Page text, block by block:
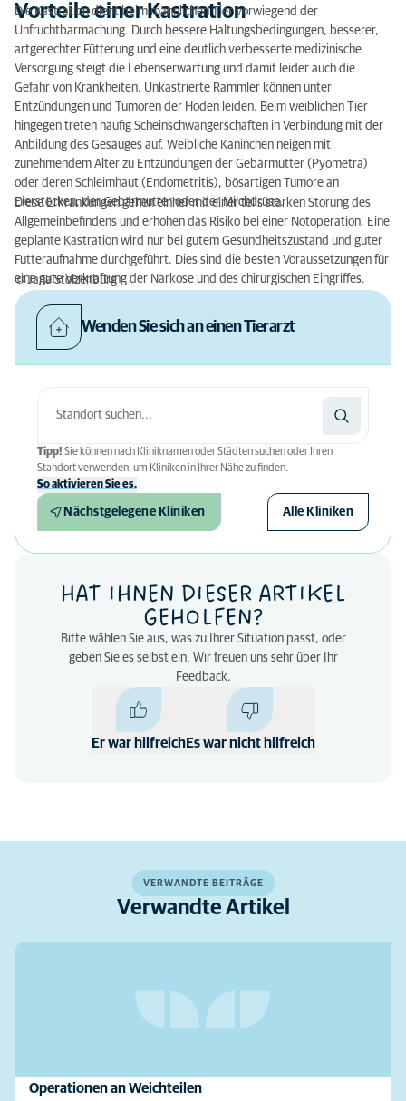
Vorteile einer Kastration
Die Kastration dient beim männlichen Tier vorwiegend der
Unfruchtbarmachung. Durch bessere Haltungsbedingungen, besserer,
artgerechter Fütterung und eine deutlich verbesserte medizinische
Versorgung steigt die Lebenserwartung und damit leider auch die
Gefahr von Krankheiten. Unkastrierte Rammler können unter
Entzündungen und Tumoren der Hoden leiden. Beim weiblichen Tier
hingegen treten häufig Scheinschwangerschaften in Verbindung mit der
Anbildung des Gesäuges auf. Weibliche Kaninchen neigen mit
zunehmendem Alter zu Entzündungen der Gebärmutter (Pyometra)
oder deren Schleimhaut (Endometritis), bösartigen Tumore an
Eierstöcken, der Gebärmutter oder der Milchdrüse.
Diese Erkrankungen gehen einher mit einer teils starken Störung des
Allgemeinbefindens und erhöhen das Risiko bei einer Notoperation. Eine
geplante Kastration wird nur bei gutem Gesundheitszustand und guter
Futteraufnahme durchgeführt. Dies sind die besten Voraussetzungen für
eine gute Verkraftung der Narkose und des chirurgischen Eingriffes.
© Jana Stolzenburg
Wenden Sie sich an einen Tierarzt
Tipp! Sie können nach Kliniknamen oder Städten suchen oder Ihren
Standort verwenden, um Kliniken in Ihrer Nähe zu finden.
So aktivieren Sie es.
Nächstgelegene Kliniken Alle Kliniken
HAT IHNEN DIESER ARTIKEL
GEHOLFEN?
Bitte wählen Sie aus, was zu Ihrer Situation passt, oder
geben Sie es selbst ein. Wir freuen uns sehr über Ihr
Feedback.
Er war hilfreichEs war nicht hilfreich
VERWANDTE BEITRÄGE
Verwandte Artikel
Operationen an Weichteilen